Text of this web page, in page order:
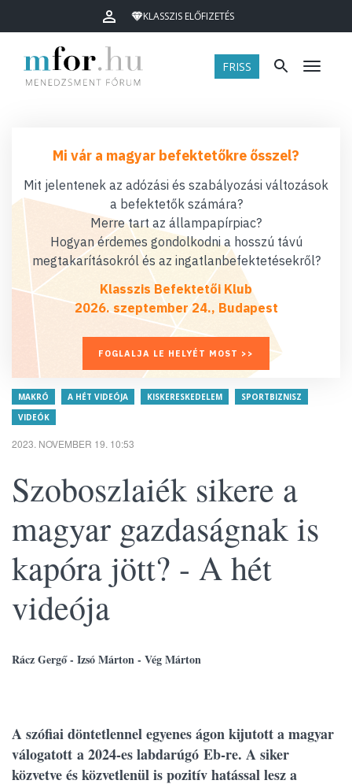
KLASSZIS ELŐFIZETÉS
FRISS Menü
Mi vár a magyar befektetőkre ősszel?
Mit jelentenek az adózási és szabályozási változások
a befektetők számára?
Merre tart az állampapírpiac?
Hogyan érdemes gondolkodni a hosszú távú
megtakarításokról és az ingatlanbefektetésekről?
Klasszis Befektetői Klub
2026. szeptember 24., Budapest
FOGLALJA LE HELYÉT MOST >>
MAKRÓ A HÉT VIDEÓJA KISKERESKEDELEM
SPORTBIZNISZ
VIDEÓK
2023. NOVEMBER 19. 10:53
Szoboszlaiék sikere a
magyar gazdaságnak is
kapóra jött? - A hét
videója
Rácz Gergő - Izsó Márton - Vég Márton
A szófiai döntetlennel egyenes ágon kijutott a magyar
válogatott a 2024-es labdarúgó Eb-re. A siker
közvetve és közvetlenül is pozitív hatással lesz a